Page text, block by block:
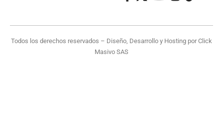
Todos los derechos reservados – Diseño, Desarrollo y Hosting porClick
Masivo SAS